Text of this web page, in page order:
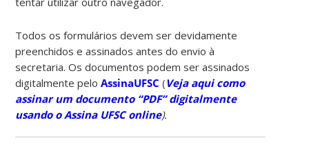
Todos os formulários devem ser devidamente
preenchidos e assinados antes do envio à
secretaria. Os documentos podem ser assinados
digitalmente peloAssinaUFSC (Veja aqui como
assinar um documento “PDF” digitalmente
usando o Assina UFSC online).